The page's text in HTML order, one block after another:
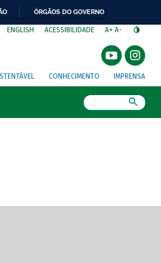
ÓRGÃOS DO GOVERNO
ENGLISH ACESSIBILIDADE A+ A-
CONHECIMENTO IMPRENSA